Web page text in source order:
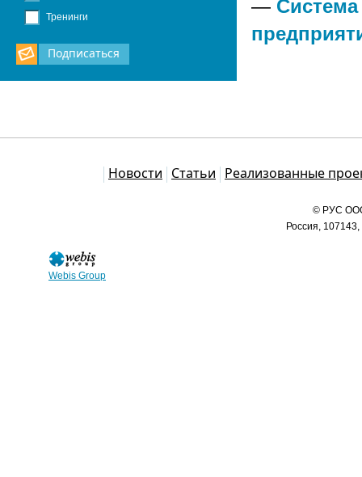
Тренинги
Подписаться
Webis Group
—
Новости Статьи Реализованные
© РУС ООО
Россия,